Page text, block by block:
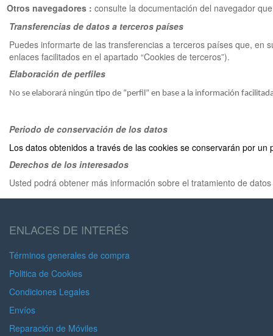
Otros navegadores : consulte la documentación del navegador
Transferencias de datos a terceros países
Puedes informarte de las transferencias a terceros países que, en
enlaces facilitados en el apartado “Cookies de terceros”).
Elaboración de perfiles
No se elaborará ningún tipo de “perfil” en base a la información
Periodo de conservación de los datos
Los datos obtenidos a través de las cookies se conservarán por
Derechos de los interesados
Usted podrá obtener más información sobre el tratamiento de
ENLACES DE INTERÉS
Términos generales de compra
Politica de Cookies
Condiciones Legales
Envíos
Reparación de Móviles